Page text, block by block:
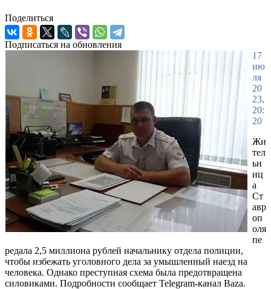
Поделиться
Подписаться на обновления
17
ию
ля
20
23,
20:
20
Жи
тел
ьн
иц
а
Ст
авр
оп
оля
пе
редала 2,5 миллиона рублей начальнику отдела полиции,
чтобы избежать уголовного дела за умышленный наезд на
человека. Однако преступная схема была предотвращена
силовиками. Подробности сообщает Telegram-канал Baza.